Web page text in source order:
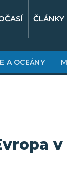
ČLÁNKY
A OCEÁNY